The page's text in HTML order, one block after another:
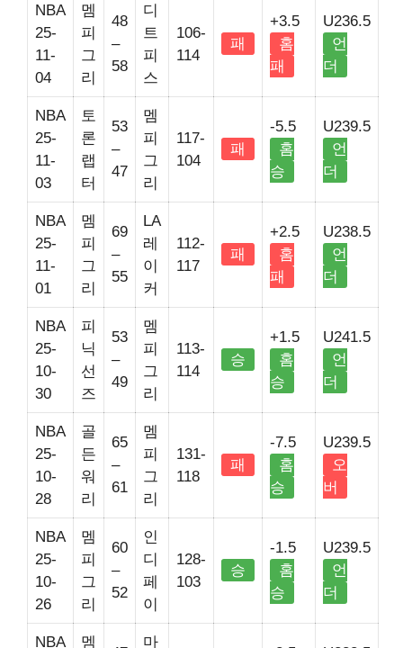
NBA
25-
11-
04
멤
피
그
리
48
–
58
디
트
피
스
106-
114
패
+3.5
홈
패
U236.5
언
더
NBA
25-
11-
03
토
론
랩
터
53
–
47
멤
피
그
리
117-
104
패
-5.5
홈
승
U239.5
언
더
NBA
25-
11-
01
멤
피
그
리
69
–
55
LA
레
이
커
112-
117
패
+2.5
홈
패
U238.5
언
더
NBA
25-
10-
30
피
닉
선
즈
53
–
49
멤
피
그
리
113-
114
승
+1.5
홈
승
U241.5
언
더
NBA
25-
10-
28
골
든
워
리
65
–
61
멤
피
그
리
131-
118
패
-7.5
홈
승
U239.5
오
버
NBA
25-
10-
26
멤
피
그
리
60
–
52
인
디
페
이
128-
103
승
-1.5
홈
승
U239.5
언
더
NBA 멤 마